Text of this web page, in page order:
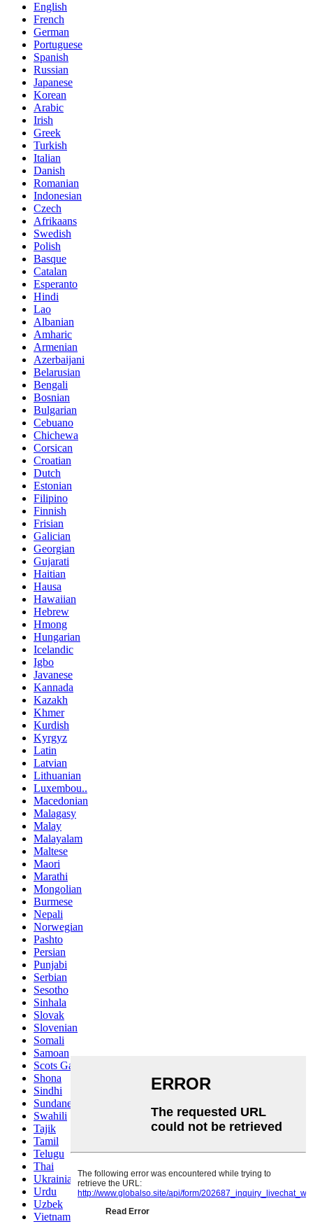
English
French
German
Portuguese
Spanish
Russian
Japanese
Korean
Arabic
Irish
Greek
Turkish
Italian
Danish
Romanian
Indonesian
Czech
Afrikaans
Swedish
Polish
Basque
Catalan
Esperanto
Hindi
Lao
Albanian
Amharic
Armenian
Azerbaijani
Belarusian
Bengali
Bosnian
Bulgarian
Cebuano
Chichewa
Corsican
Croatian
Dutch
Estonian
Filipino
Finnish
Frisian
Galician
Georgian
Gujarati
Haitian
Hausa
Hawaiian
Hebrew
Hmong
Hungarian
Icelandic
Igbo
Javanese
Kannada
Kazakh
Khmer
Kurdish
Kyrgyz
Latin
Latvian
Lithuanian
Luxembou..
Macedonian
Malagasy
Malay
Malayalam
Maltese
Maori
Marathi
Mongolian
Burmese
Nepali
Norwegian
Pashto
Persian
Punjabi
Serbian
Sesotho
Sinhala
Slovak
Slovenian
Somali
Samoan
Scots Gaelic
Shona
Sindhi
Sundanese
Swahili
Tajik
Tamil
Telugu
Thai
Ukrainian
Urdu
Uzbek
Vietnamese